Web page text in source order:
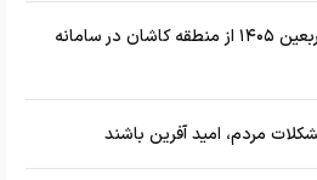
ثبت‌نام ۲۸ هزار و ۶۰۶ زائر اربعین ۱۴۰۵ از منطقه کاشان در سامانه
مردم، امید آفرین باشند